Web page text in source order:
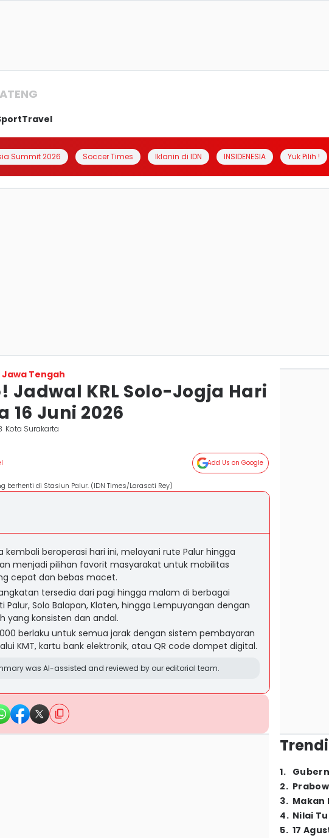
Travel
Summit 2026 Soccer Times Iklanin di IDN INSIDENESIA Yuk Pilih !
Jawa Tengah
Jadwal KRL Solo-Jogja Hari
16 Juni 2026
Kota Surakarta
Add Us on Google
berhenti di Stasiun Palur. (IDN Times/Larasati Rey)
kembali beroperasi hari ini, melayani rute Palur hingga
menjadi pilihan favorit masyarakat untuk mobilitas
cepat dan bebas macet.
tersedia dari pagi hingga malam di berbagai
Palur, Solo Balapan, Klaten, hingga Lempuyangan dengan
yang konsisten dan andal.
berlaku untuk semua jarak dengan sistem pembayaran
KMT, kartu bank elektronik, atau QR code dompet digital.
was AI-assisted and reviewed by our editorial team.
1.
2.
3. Makan
4. Nilai
5. 17